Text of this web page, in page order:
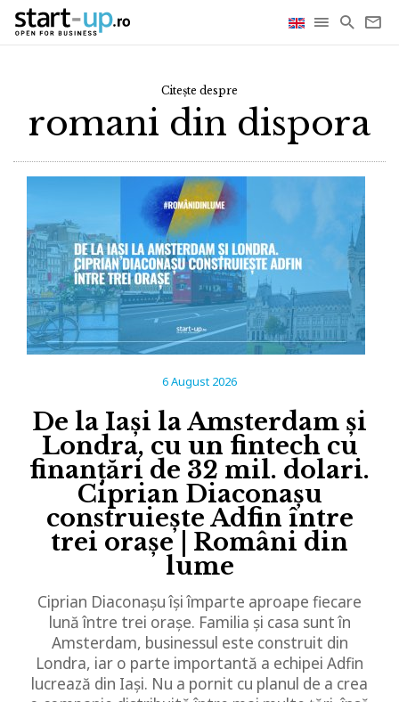
Citește despre
romani din dispora
6 August 2026
De la Iași la Amsterdam și
Londra, cu un fintech cu
finanțări de 32 mil. dolari.
Ciprian Diaconașu
construiește Adfin între
trei orașe | Români din
lume
Ciprian Diaconașu își împarte aproape fiecare
lună între trei orașe. Familia și casa sunt în
Amsterdam, businessul este construit din
Londra, iar o parte importantă a echipei Adfin
lucrează din Iași. Nu a pornit cu planul de a crea